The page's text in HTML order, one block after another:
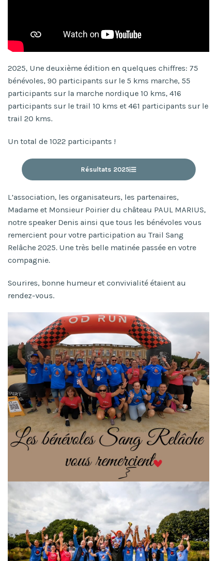
2025, Une deuxième édition en quelques chiffres: 75
bénévoles, 90 participants sur le 5 kms marche, 55
participants sur la marche nordique 10 kms, 416
participants sur le trail 10 kms et 461 participants sur le
trail 20 kms.
Un total de 1022 participants !
Résultats 2025
L’association, les organisateurs, les partenaires,
Madame et Monsieur Poirier du château PAUL MARIUS,
notre speaker Denis ainsi que tous les bénévoles vous
remercient pour votre participation au Trail Sang
Relâche 2025. Une très belle matinée passée en votre
compagnie.
Sourires, bonne humeur et convivialité étaient au
rendez-vous.